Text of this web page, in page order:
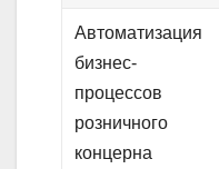
Автоматизация
бизнес-
процессов
розничного
концерна